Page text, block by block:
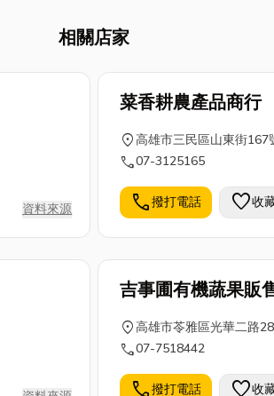
費用計算，為你整理出一份完
從此叫...
深入了
相關店家
資料來源
菜香耕農產品商行
location_on高雄市三民區山東街167
call07-3125165
call撥打電話 favorite收
吉事圃有機蔬果販
location_on高雄市苓雅區光華二路
call07-7518442
call撥打電話 favorite收